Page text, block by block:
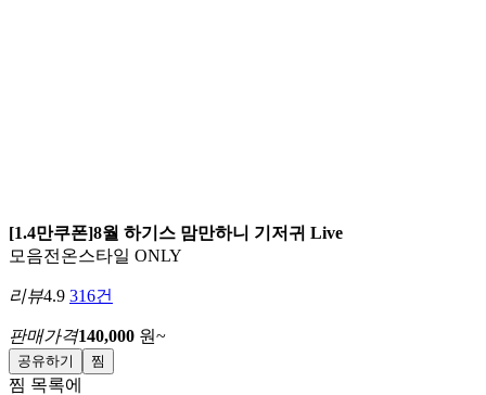
[1.4만쿠폰]8월 하기스 맘만하니 기저귀 Live
모음전온스타일 ONLY
리뷰4.9 316건
판매가격140,000 원~
공유하기 찜
찜 목록에